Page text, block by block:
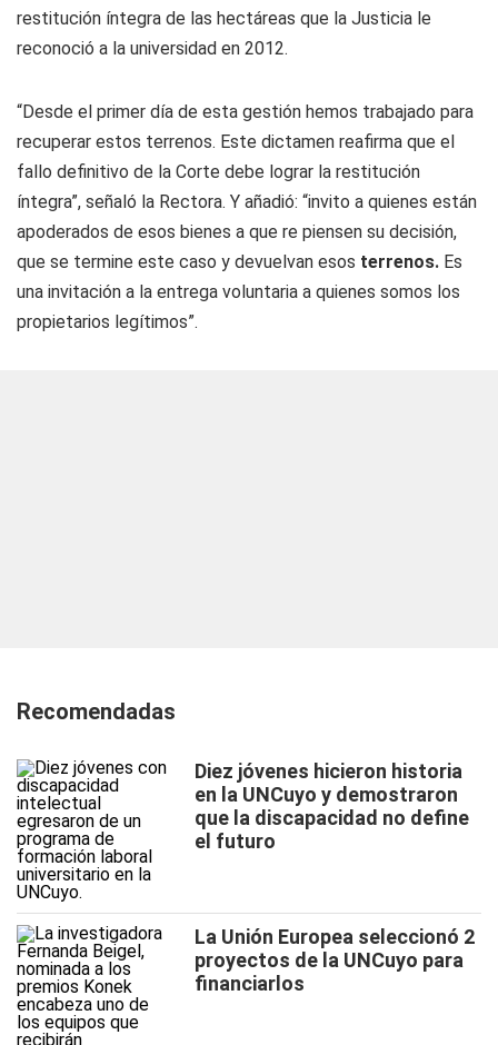
restitución íntegra de las hectáreas que la Justicia le
reconoció a la universidad en 2012.
“Desde el primer día de esta gestión hemos trabajado para
recuperar estos terrenos. Este dictamen reafirma que el
fallo definitivo de la Corte debe lograr la restitución
íntegra”, señaló la Rectora. Y añadió: “invito a quienes están
apoderados de esos bienes a que re piensen su decisión,
que se termine este caso y devuelvan esos terrenos. Es
una invitación a la entrega voluntaria a quienes somos los
propietarios legítimos”.
Recomendadas
Diez jóvenes hicieron historia
en la UNCuyo y demostraron
que la discapacidad no define
el futuro
La Unión Europea seleccionó 2
proyectos de la UNCuyo para
financiarlos